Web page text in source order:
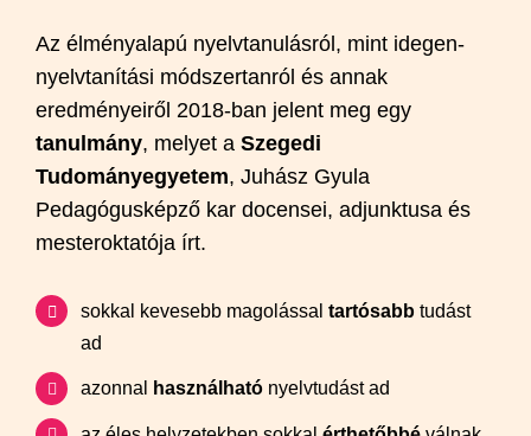
Az élményalapú nyelvtanulásról, mint idegen-
nyelvtanítási módszertanról és annak
eredményeiről 2018-ban jelent meg egy
tanulmány, melyet a Szegedi
Tudományegyetem, Juhász Gyula
Pedagógusképző kar docensei, adjunktusa és
mesteroktatója írt.
sokkal kevesebb magolássaltartósabb tudást
ad
azonnal használható nyelvtudást ad